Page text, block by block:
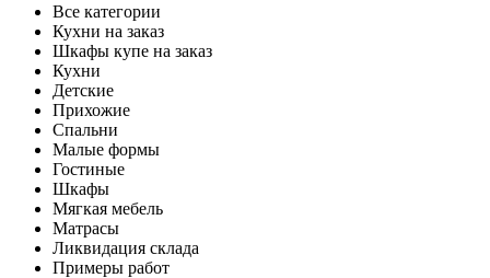
Все категории
Кухни на заказ
Шкафы купе на заказ
Кухни
Детские
Прихожие
Спальни
Малые формы
Гостиные
Шкафы
Мягкая мебель
Матрасы
Ликвидация склада
Примеры работ